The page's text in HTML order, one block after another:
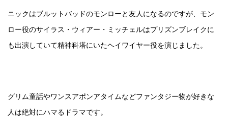
ニックはブルットバッドのモンローと友人になるのですが、モン
ロー役のサイラス・ウィアー・ミッチェルはプリズンブレイクに
も出演していて精神科塔にいたヘイワイヤー役を演じました。
グリム童話やワンスアポンアタイムなどファンタジー物が好きな
人は絶対にハマるドラマです。